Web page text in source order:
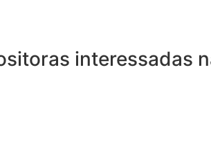
interessadas